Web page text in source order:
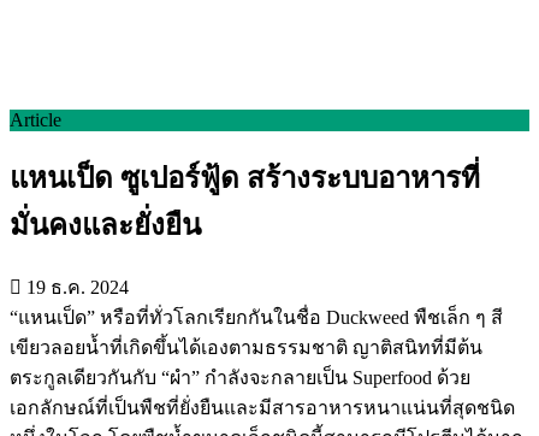
Article
แหนเป็ด ซูเปอร์ฟู้ด สร้างระบบอาหารที่
มั่นคงและยั่งยืน
19 ธ.ค. 2024
“แหนเป็ด” หรือที่ทั่วโลกเรียกกันในชื่อ Duckweed พืชเล็ก ๆ สี
เขียวลอยน้ำที่เกิดขึ้นได้เองตามธรรมชาติ ญาติสนิทที่มีต้น
ตระกูลเดียวกันกับ “ผำ” กำลังจะกลายเป็น Superfood ด้วย
เอกลักษณ์ที่เป็นพืชที่ยั่งยืนและมีสารอาหารหนาแน่นที่สุดชนิด